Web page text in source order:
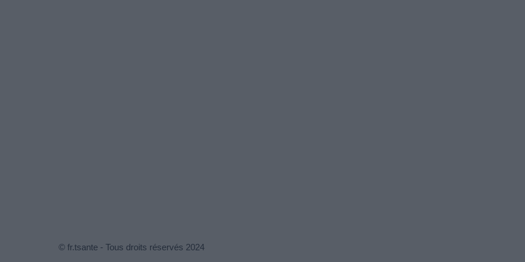
© fr.tsante - Tous droits réservés 2024